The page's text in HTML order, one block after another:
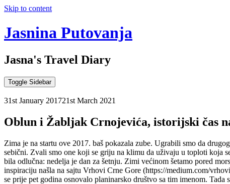
Skip to content
Jasnina Putovanja
Jasna's Travel Diary
Toggle Sidebar
31st January 201721st March 2021
Oblun i Žabljak Crnojevića, istorijski čas
Zima je na startu ove 2017. baš pokazala zube. Ugrabili smo da
sebični. Zvali smo one koji se griju na klimu da uživaju u toploti koja
bila odlučna: nedelja je dan za šetnju. Zimi većinom šetamo pored
inspiraciju našla na sajtu Vrhovi Crne Gore (https://medium.com/
se prije pet godina osnovalo planinarsko društvo sa tim imenom.